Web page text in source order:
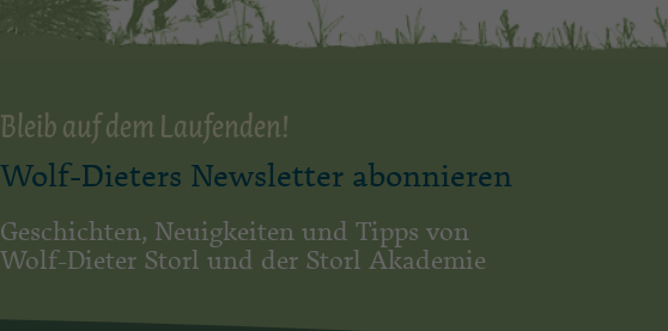
Bleib auf dem Laufenden!
Wolf-Dieters Newsletter abonnieren
Geschichten, Neuigkeiten und Tipps von
Wolf-Dieter Storl und der Storl Akademie